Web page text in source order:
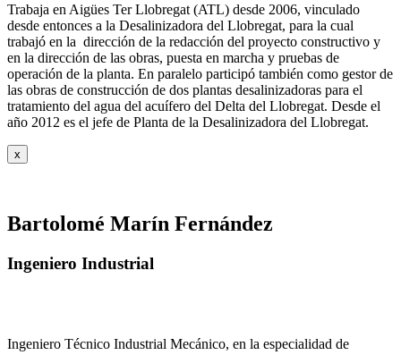
Trabaja en Aigües Ter Llobregat (ATL) desde 2006, vinculado
desde entonces a la Desalinizadora del Llobregat, para la cual
trabajó en la dirección de la redacción del proyecto constructivo y
en la dirección de las obras, puesta en marcha y pruebas de
operación de la planta. En paralelo participó también como gestor de
las obras de construcción de dos plantas desalinizadoras para el
tratamiento del agua del acuífero del Delta del Llobregat. Desde el
año 2012 es el jefe de Planta de la Desalinizadora del Llobregat.
x
Bartolomé Marín Fernández
Ingeniero Industrial
Ingeniero Técnico Industrial Mecánico, en la especialidad de